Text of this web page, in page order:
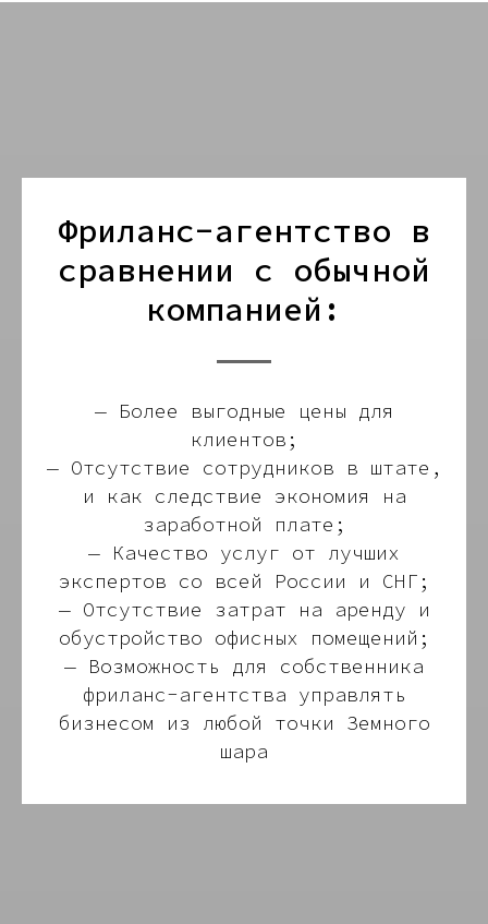
Фриланс-агентство в
сравнении с обычной
компанией:
— Более выгодные цены для
клиентов;
— Отсутствие сотрудников в штате,
и как следствие экономия на
заработной плате;
— Качество услуг от лучших
экспертов со всей России и СНГ;
— Отсутствие затрат на аренду и
обустройство офисных помещений;
— Возможность для собственника
фриланс-агентства управлять
бизнесом из любой точки Земного
шара